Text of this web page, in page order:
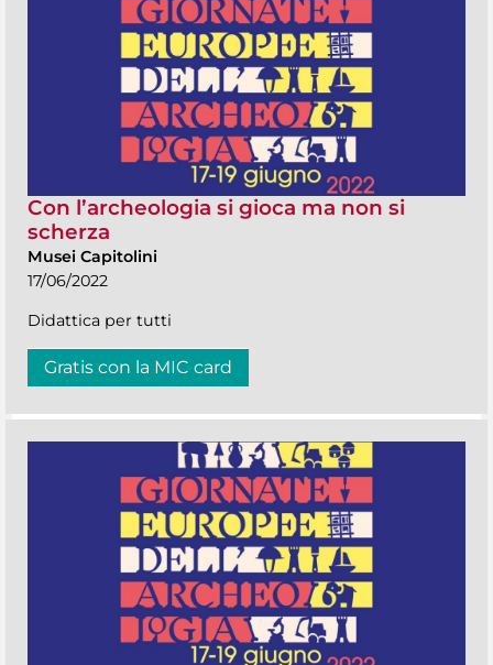
Con l’archeologia si gioca ma non si
scherza
Musei Capitolini
17/06/2022
Didattica per tutti
Gratis con la MIC card